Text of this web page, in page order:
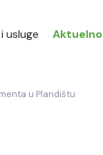
usluge Aktuelno
u Plandištu